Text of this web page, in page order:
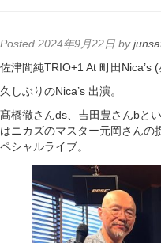
Contact
YouTube
Online Lesson
Posted 2024年9月22日 by
佐津間純TRIO+1 At 町田Nica’s
久しぶりのNica’s 出演。
髙橋徹さんds、吉田豊さんbと
はニカズのマスター元岡さんの
ペシャルライブ。